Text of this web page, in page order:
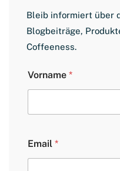
Bleib informiert über
Blogbeiträge,
Coffeeness.
o
r
a
L
a
Vorname *
Email *